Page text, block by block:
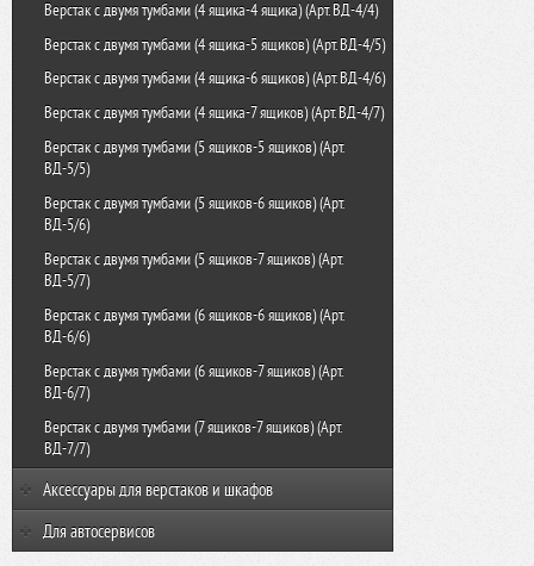
Верстак с двумя тумбами (4 ящика-4 ящика) (Арт. ВД-4/4)
Верстак с двумя тумбами (4 ящика-5 ящиков) (Арт. ВД-4/5)
Верстак с двумя тумбами (4 ящика-6 ящиков) (Арт. ВД-4/6)
Верстак с двумя тумбами (4 ящика-7 ящиков) (Арт. ВД-4/7)
Верстак с двумя тумбами (5 ящиков-5 ящиков) (Арт.
ВД-5/5)
Верстак с двумя тумбами (5 ящиков-6 ящиков) (Арт.
ВД-5/6)
Верстак с двумя тумбами (5 ящиков-7 ящиков) (Арт.
ВД-5/7)
Верстак с двумя тумбами (6 ящиков-6 ящиков) (Арт.
ВД-6/6)
Верстак с двумя тумбами (6 ящиков-7 ящиков) (Арт.
ВД-6/7)
Верстак с двумя тумбами (7 ящиков-7 ящиков) (Арт.
ВД-7/7)
Аксессуары для верстаков и шкафов
Комплектующие для верстака-тележки с тремя тумбами
(Арт. КТВ)
Для автосервисов